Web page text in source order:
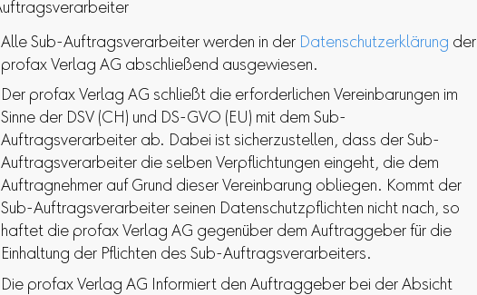
Alle Sub-Auftragsverarbeiter werden in der Datenschutzerklärung der
profax Verlag AG abschließend ausgewiesen.
Der profax Verlag AG schließt die erforderlichen Vereinbarungen im
Sinne der DSV (CH) und DS-GVO (EU) mit dem Sub-
Auftragsverarbeiter ab. Dabei ist sicherzustellen, dass der Sub-
Auftragsverarbeiter die selben Verpflichtungen eingeht, die dem
Auftragnehmer auf Grund dieser Vereinbarung obliegen. Kommt der
Sub-Auftragsverarbeiter seinen Datenschutzpflichten nicht nach, so
haftet die profax Verlag AG gegenüber dem Auftraggeber für die
Einhaltung der Pflichten des Sub-Auftragsverarbeiters.
Die profax Verlag AG Informiert den Auftraggeber bei der Absicht